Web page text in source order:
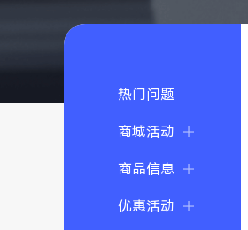
热门问题
商城活动
商品信息
优惠活动